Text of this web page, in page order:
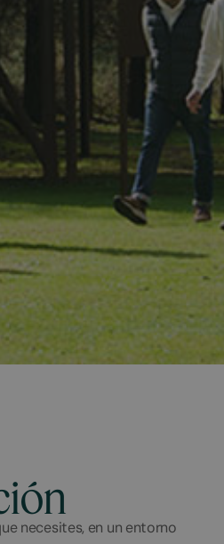
necesites, en un entorno